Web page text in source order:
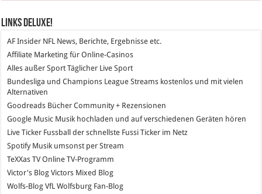
Links DeLuXe!
AF Insider NFL News, Berichte, Ergebnisse etc.
Affiliate Marketing für Online-Casinos
Alles außer Sport Täglicher Live Sport
Bundesliga und Champions League Streams kostenlos und mit vielen
Alternativen
Goodreads Bücher Community + Rezensionen
Google Music Musik hochladen und auf verschiedenen Geräten hören
Live Ticker Fussball der schnellste Fussi Ticker im Netz
SpotifyMusik umsonst per Stream
TeXXas TVOnline TV-Programm
Victor's Blog Victors Mixed Blog
Wolfs-Blog VfL Wolfsburg Fan-Blog